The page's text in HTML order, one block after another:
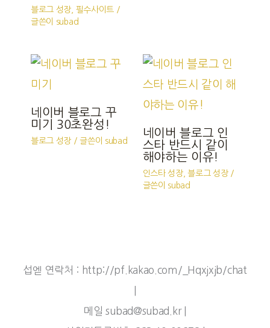
블로그 성장 필수사이트 /
글쓴이 subad
네이버 블로그 꾸
미기 30초완성!
블로그 성장 / 글쓴이 subad
네이버 블로그 인
스타 반드시 같이
해야하는 이유!
인스타 성장,블로그 성장/
글쓴이 subad
섭엗 연락처 : http://pf.kakao.com/_Hqxjxjb/chat
메일 subad@subad.kr |